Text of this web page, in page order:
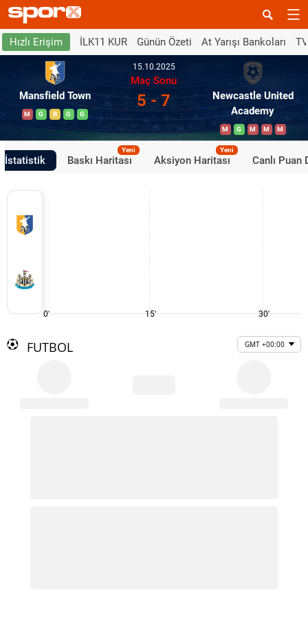
Hızlı Erişim İLK11 KUR Günün Özeti At Yarışı Bankoları
Mansfield Town
M G B G G
15.10.2025
Maç Sonu
5 - 7
Newcastle United
Academy
M G M M M
İstatistik Baskı Haritası
Yeni
Aksiyon Haritası
Yeni
Canlı Puan
0' 15' 30'
FUTBOL GMT +00:00